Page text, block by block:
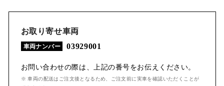
お取り寄せ車両
車両ナンバー 03929001
お問い合わせの際は、上記の番号をお伝えください。
※ 車両の配送はご注文後となるため、ご注文前に実車を確認いただくことが